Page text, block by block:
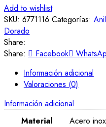
Add to wishlist
SKU: 6771116 Categorías:
Dorado
Share:
Share:
Facebook
Información adicional
Valoraciones (0)
Información adicional
Material
Acero